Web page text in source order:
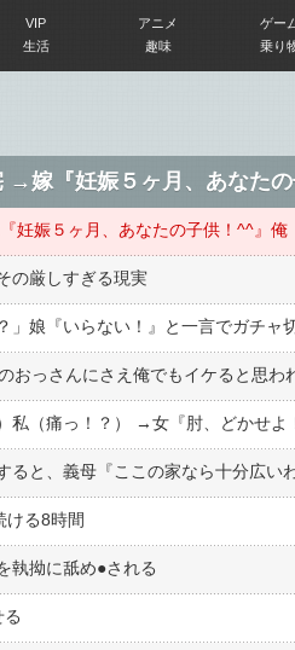
VIP アニメ ゲー
生活 趣味 乗り
の厳しすぎる現実
おっさんにさえ俺でもイケると思わ
ける8時間
執拗に舐め●︎される